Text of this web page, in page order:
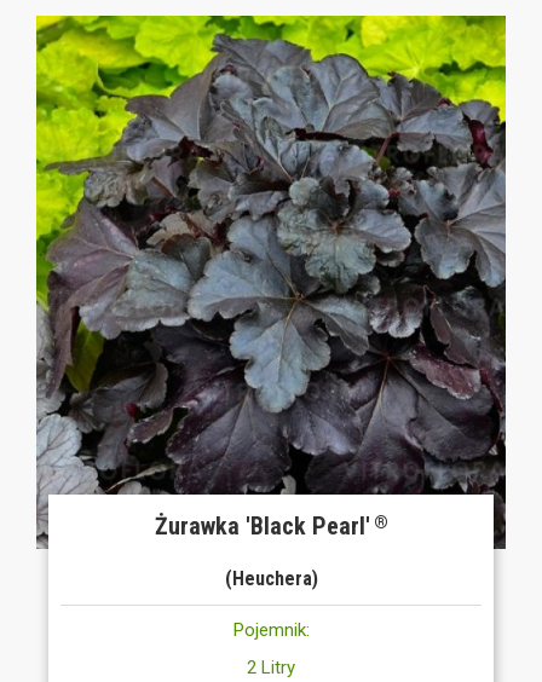
Żurawka 'Black Pearl' ®
(Heuchera)
Pojemnik:
2 Litry